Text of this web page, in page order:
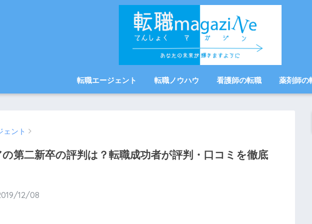
転職エージェント 転職ノウハウ 看護師の転職 薬剤師の
ェント
第二新卒の評判は？転職成功者が評判・口コミを徹底
12/08